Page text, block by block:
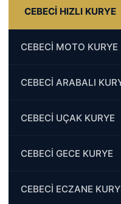
CEBECİ HIZLI KURYE
CEBECİ MOTO KURYE
CEBECİ ARABALI
CEBECİ UÇAK KURYE
CEBECİ GECE KURYE
CEBECİ ECZANE